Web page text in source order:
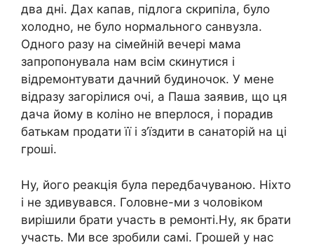
два дні. Дах капав, підлога скрипіла, було
холодно, не було нормального санвузла.
Одного разу на сімейній вечері мама
запропонувала нам всім скинутися і
відремонтувати дачний будиночок. У мене
відразу загорілися очі, а Паша заявив, що ця
дача йому в коліно не вперлося, і порадив
батькам продати її і з’їздити в санаторій на ці
гроші.
Ну, його реакція була передбачуваною. Ніхто
і не здивувався. Головне-ми з чоловіком
вирішили брати участь в ремонті.Ну, як брати
участь. Ми все зробили самі. Грошей у нас